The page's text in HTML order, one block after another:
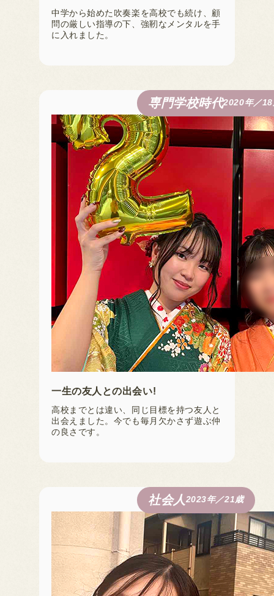
中学から始めた吹奏楽を高校でも続け、顧
問の厳しい指導の下、強靭なメンタルを手
に入れました。
専門学校時代2020年／18
一生の友人との出会い!
高校までとは違い、同じ目標を持つ友人と
出会えました。今でも毎月欠かさず遊ぶ仲
の良さです。
社会人 2023年／21歳